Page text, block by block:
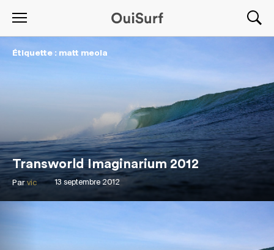
Étiquette : matt meola
Transworld Imaginarium 2012
13 septembre 2012
Par vic